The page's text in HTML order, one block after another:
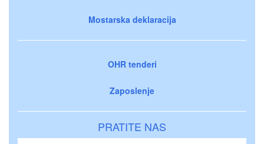
Mostarska deklaracija
OHR tenderi
Zaposlenje
PRATITE NAS